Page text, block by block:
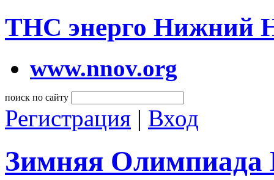
ТНС энерго Нижний
www.nnov.org
поиск по сайту
Регистрация | Вход
Зимняя Олимпиада